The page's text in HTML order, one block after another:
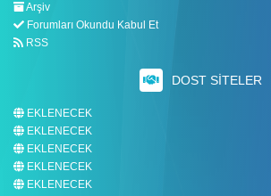
Arşiv
Forumları Okundu Kabul Et
RSS
DOST SITELER
EKLENECEK
EKLENECEK
EKLENECEK
EKLENECEK
EKLENECEK